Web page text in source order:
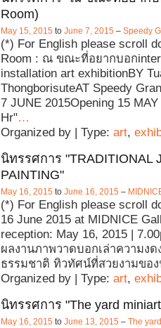
Room)
May 15, 2015 to June 7, 2015 – Speedy
(*) For English please scroll
Room : ณ ขณะที่อยากบอก
installation art exhibitionBY
ThongborisuteAT Speedy
7 JUNE 2015Opening 15
Hr"…
Organized by | Type: art,
นิทรรศการ "TRADITIONAL
PAINTING"
May 16, 2015 to June 16, 2015 –
(*) For English please scroll
16 June 2015 at MIDNICE
reception: May 16, 2015 |
ผลงานภาพวาดบอกเล่าความงด
ธรรมชาติ ทิวทัศน์ที่สวยงามขอ
Organized by | Type: art,
นิทรรศการ "The yard
May 16, 2015 to June 13, 2015 – The